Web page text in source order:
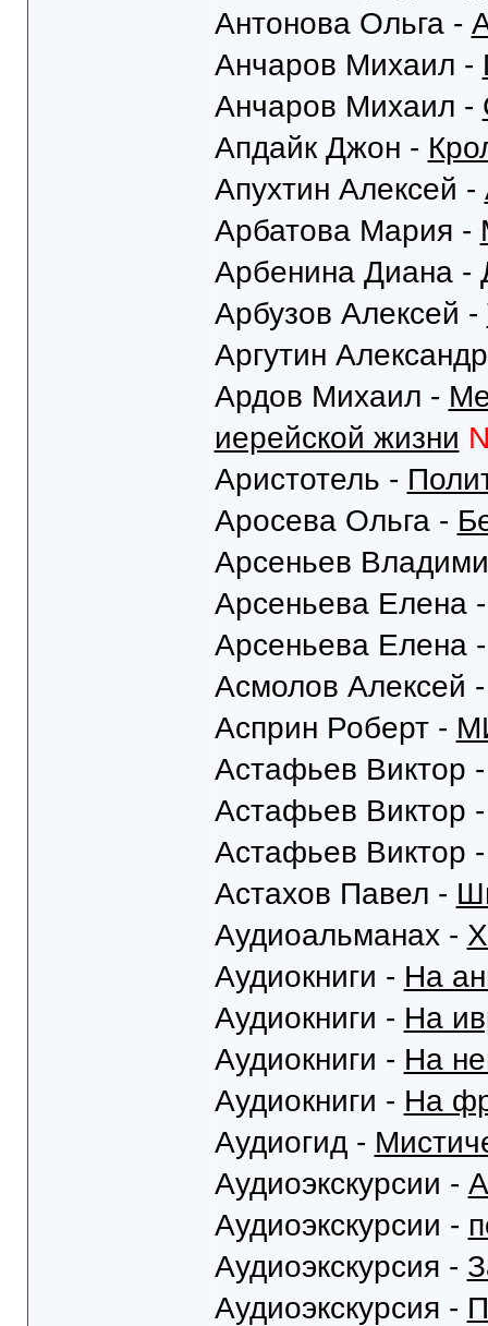
Антонова Ольга -
Анчаров Михаил -
Анчаров Михаил -
Апдайк Джон -
Апухтин Алексей -
Арбатова Мария -
Арбенина Диана -
Арбузов Алексей -
Аргутин
Ардов Михаил -
иерейской жизни
Аристотель -
Аросева Ольга -
Арсеньев
Арсеньева Елена
Арсеньева Елена
Асмолов Алексей
Асприн Роберт -
Астафьев Виктор
Астафьев Виктор
Астафьев Виктор
Астахов Павел -
Аудиоальманах -
Аудиокниги - На
Аудиокниги - На
Аудиокниги - На
Аудиокниги - На
Аудиогид -
Аудиоэкскурсии -
Аудиоэкскурсии -
Аудиоэкскурсия -
Аудиоэкскурсия -